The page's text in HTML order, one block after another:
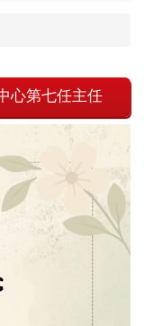
心第七任主任